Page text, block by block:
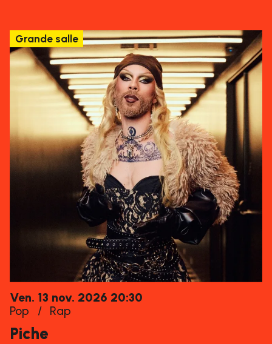
Grande salle
vendredi
Ven. 13 novembre
nov. 2026 20:30
Pop
/ Rap
Piche